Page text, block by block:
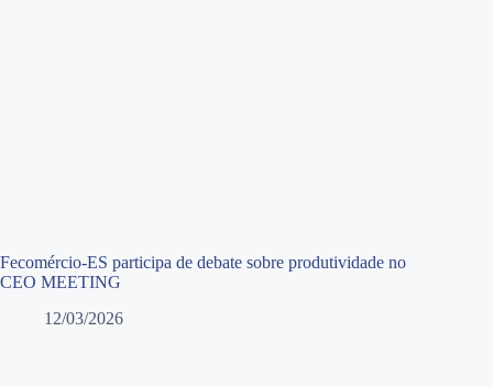
Fecomércio-ES participa de debate sobre produtividade no
CEO MEETING
12/03/2026